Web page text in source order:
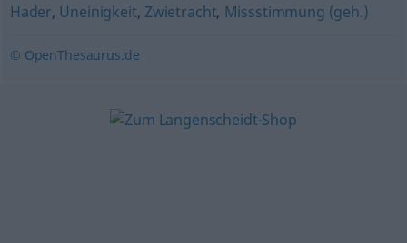
Hader, Uneinigkeit, Zwietracht, Missstimmung (geh.)
© OpenThesaurus.de